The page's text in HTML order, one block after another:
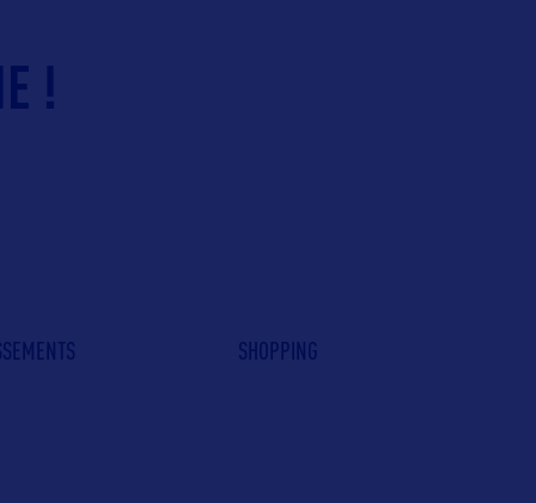
!
SHOPPING